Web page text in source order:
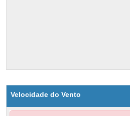
Velocidade do Vento